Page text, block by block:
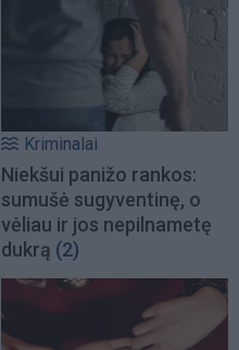
Kriminalai
Niekšui panižo rankos:
sumušė sugyventinę, o
vėliau ir jos nepilnametę
dukrą (2)